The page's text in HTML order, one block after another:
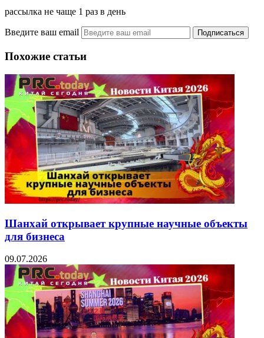
рассылка не чаще 1 раз в день
Введите ваш email
Похожие статьи
Шанхай открывает крупные научные объекты
для бизнеса
09.07.2026